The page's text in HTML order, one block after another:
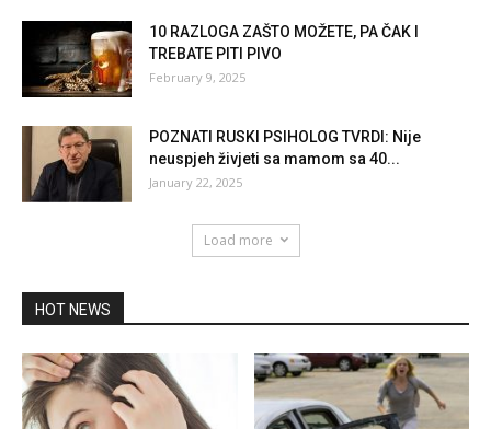
10 RAZLOGA ZAŠTO MOŽETE, PA ČAK I
TREBATE PITI PIVO
February 9, 2025
POZNATI RUSKI PSIHOLOG TVRDI: Nije
neuspjeh živjeti sa mamom sa 40...
January 22, 2025
Load more
HOT NEWS